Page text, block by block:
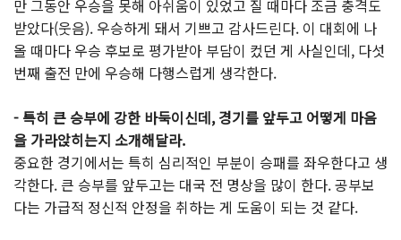
만 그동안 우승을 못해 아쉬움이 있었고 질 때마다 조금 충격도
받았다(웃음). 우승하게 돼서 기쁘고 감사드린다. 이 대회에 나
올 때마다 우승 후보로 평가받아 부담이 컸던 게 사실인데, 다섯
번째 출전 만에 우승해 다행스럽게 생각한다.
- 특히 큰 승부에 강한 바둑이신데, 경기를 앞두고 어떻게 마음
을 가라앉히는지 소개해달라.
중요한 경기에서는 특히 심리적인 부분이 승패를 좌우한다고 생
각한다. 큰 승부를 앞두고는 대국 전 명상을 많이 한다. 공부보
다는 가급적 정신적 안정을 취하는 게 도움이 되는 것 같다.